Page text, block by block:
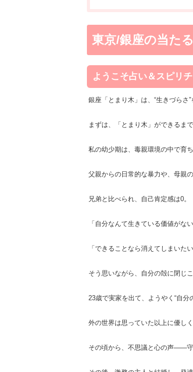
東京/銀座の当た
ようこそ占い＆スピリ
銀座「とまり木」は、“生きづらさ
まずは、「とまり木」ができるま
私の幼少期は、毒親環境の中で育ち
父親からの日常的な暴力や、母親
兄弟と比べられ、自己肯定感は0。
「自分なんて生きている価値がない
「できることなら消えてしまいたい
そう思いながら、自分の殻に閉じ
23歳で実家を出て、ようやく“自分
外の世界は思っていた以上に優し
その頃から、不思議と心の声――守